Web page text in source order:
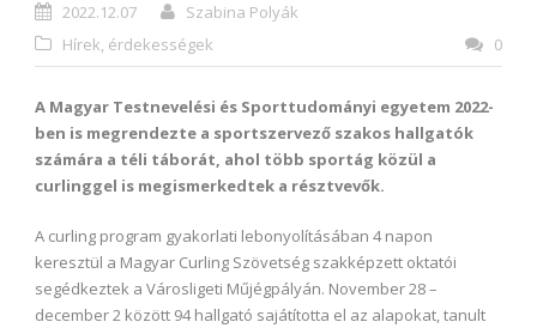
2022.12.07
Szabina Polyák
Hírek, érdekességek
0
A Magyar Testnevelési és Sporttudományi egyetem 2022-
ben is megrendezte a sportszervező szakos hallgatók
számára a téli táborát, ahol több sportág közül a
curlinggel is megismerkedtek a résztvevők.
A curling program gyakorlati lebonyolításában 4 napon
keresztül a Magyar Curling Szövetség szakképzett oktatói
segédkeztek a Városligeti Műjégpályán. November 28 –
december 2 között 94 hallgató sajátította el az alapokat, tanult